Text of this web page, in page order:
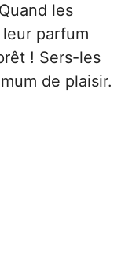
les
parfum
! Sers-les
de plaisir.